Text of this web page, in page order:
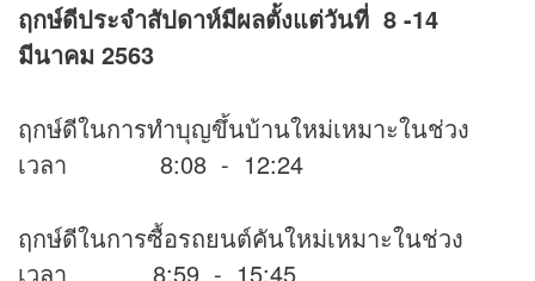
ฤกษ์ดีประจำสัปดาห์มีผลตั้งแต่วันที่ 8 -14
มีนาคม 2563
ฤกษ์ดีในการทำบุญขึ้นบ้านใหม่เหมาะในช่วง
เวลา 8:08 - 12:24
ฤกษ์ดีในการซื้อรถยนต์คันใหม่เหมาะในช่วง
เวลา 8:59 - 15:45